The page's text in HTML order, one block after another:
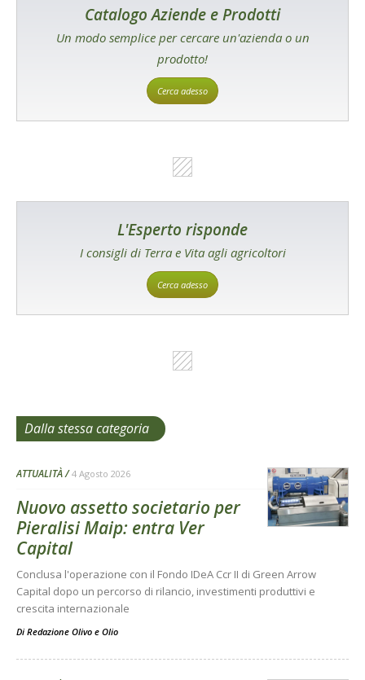
Catalogo Aziende e Prodotti
Un modo semplice per cercare un'azienda o un
prodotto!
Cerca adesso
L'Esperto risponde
I consigli di Terra e Vita agli agricoltori
Cerca adesso
Dalla stessa categoria
ATTUALITÀ 4 Agosto 2026
Nuovo assetto societario per
Pieralisi Maip: entra Ver
Capital
Conclusa l'operazione con il Fondo IDeA Ccr II di Green Arrow
Capital dopo un percorso di rilancio, investimenti produttivi e
crescita internazionale
Di Redazione Olivo e Olio